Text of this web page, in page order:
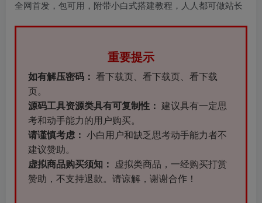
全网首发，包可用，附带小白式搭建教程，人人都可做站长
重要提示
如有解压密码： 看下载页、看下载页、看下载
页。
源码工具资源类具有可复制性：
建议具有一定思
考和动手能力的用户购买。
请谨慎考虑： 小白用户和缺乏思考动手能力者不
建议赞助。
虚拟商品购买须知：
虚拟类商品，一经购买打赏
赞助，不支持退款。请谅解，谢谢合作！